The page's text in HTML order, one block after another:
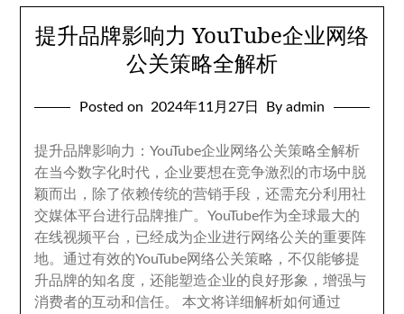
提升品牌影响力 YouTube企业网络
公关策略全解析
Posted on 2024年11月27日 By admin
提升品牌影响力 ：YouTube企业网络公关策略全解析
在当今数字化时代 ，企业要想在竞争激烈的市场中脱
颖而出 ， 除了依赖传统的营销手段 ，还需充分利用社
交媒体平台进行品牌推广。YouTube作为全球最大的
在线视频平台 ， 已经成为企业进行网络公关的重要阵
地。通过有效的YouTube网络公关策略 ，不仅能够提
升品牌的知名度 ，还能塑造企业的良好形象 ，增强与
消费者的互动和信任。本文将详细解析如何通过